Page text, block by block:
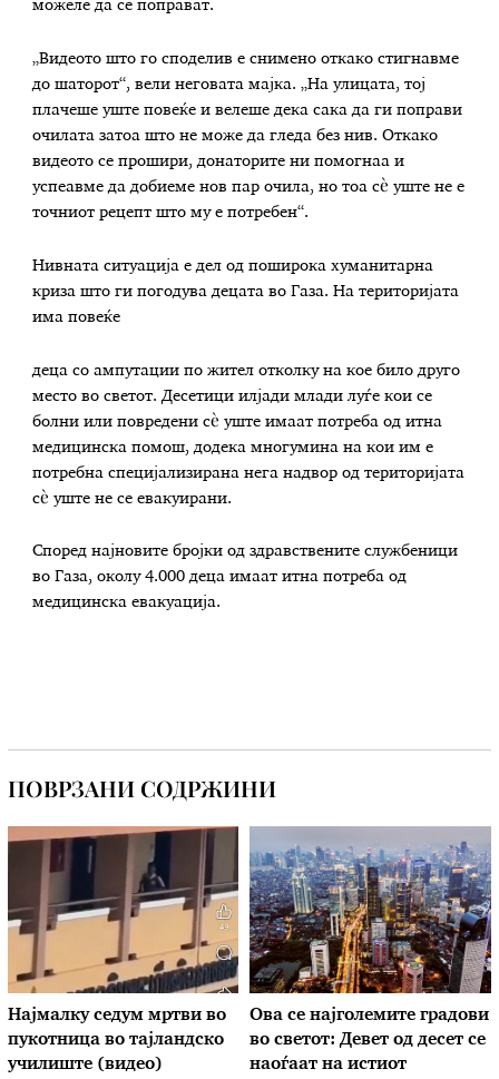
можеле да се поправат.
„Видеото што го споделив е снимено откако стигнавме
до шаторот“, вели неговата мајка. „На улицата, тој
плачеше уште повеќе и велеше дека сака да ги поправи
очилата затоа што не може да гледа без нив. Откако
видеото се прошири, донаторите ни помогнаа и
успеавме да добиеме нов пар очила, но тоа сè уште не е
точниот рецепт што му е потребен“.
Нивната ситуација е дел од поширока хуманитарна
криза што ги погодува децата во Газа. На територијата
има повеќе
деца со ампутации по жител отколку на кое било друго
место во светот. Десетици илјади млади луѓе кои се
болни или повредени сè уште имаат потреба од итна
медицинска помош, додека многумина на кои им е
потребна специјализирана нега надвор од територијата
сè уште не се евакуирани.
Според најновите бројки од здравствените службеници
во Газа, околу 4.000 деца имаат итна потреба од
медицинска евакуација.
ПОВРЗАНИ СОДРЖИНИ
Најмалку седум мртви во
пукотница во тајландско
училиште (видео)
Ова се најголемите градови
во светот: Девет од десет се
наоѓаат на истиот